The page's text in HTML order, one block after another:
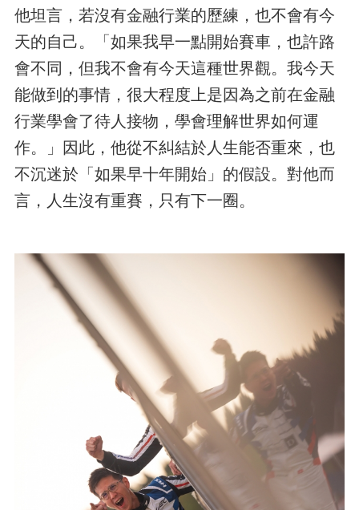
他坦言，若沒有金融行業的歷練，也不會有今
天的自己。「如果我早一點開始賽車，也許路
會不同，但我不會有今天這種世界觀。我今天
能做到的事情，很大程度上是因為之前在金融
行業學會了待人接物，學會理解世界如何運
作。」因此，他從不糾結於人生能否重來，也
不沉迷於「如果早十年開始」的假設。對他而
言，人生沒有重賽，只有下一圈。